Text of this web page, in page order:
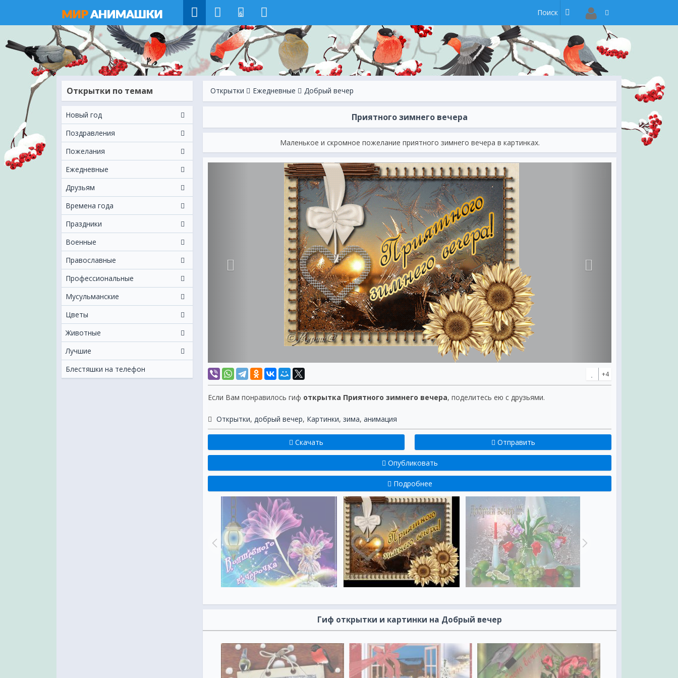
6
Открытки по темам
Новый год
Поздравления
Пожелания
Ежeдневные
Друзьям
Времена года
Праздники
Военные
Православные
Профессиональные
Мусульманские
Цветы
Животные
Лучшие
Блестяшки на телефон
Открытки Ежeдневные Добрый вечер
Приятного зимнего вечера
Маленькое и скромное пожелание приятного зимнего вечера в картинках.
+4
Если Вам понравилось гиф открытка Приятного зимнего вечера, поделитесь ею с друзьями.
Открытки, добрый вечер, Картинки, зима, анимация
Скачать Отправить
Опубликовать
Подробнее
Гиф открытки и картинки на Добрый вечер